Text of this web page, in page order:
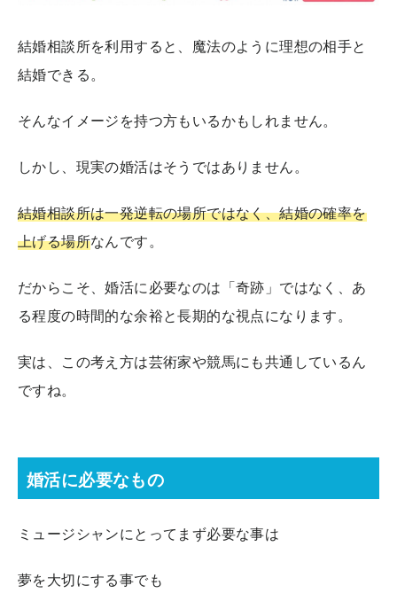
結婚相談所を利用すると、魔法のように理想の相手と
結婚できる。
そんなイメージを持つ方もいるかもしれません。
しかし、現実の婚活はそうではありません。
結婚相談所は一発逆転の場所ではなく、結婚の確率を
上げる場所なんです。
だからこそ、婚活に必要なのは「奇跡」ではなく、あ
る程度の時間的な余裕と長期的な視点になります。
実は、この考え方は芸術家や競馬にも共通しているん
ですね。
婚活に必要なもの
ミュージシャンにとってまず必要な事は
夢を大切にする事でも